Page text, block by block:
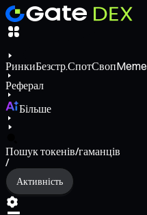
РинкиБезстр.СпотСвопMeme
Реферал
Більше
Пошук токенів/гаманців
/
Активність